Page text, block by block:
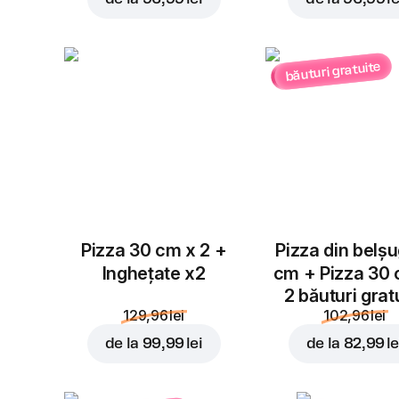
Pizza 30 cm x 2 +
Inghețate x2
129,96 lei
de la 99,99 lei
băuturi gratuite
Pizza din
cm + Pizza 30
2 băuturi
102,96 lei
de la 82,99